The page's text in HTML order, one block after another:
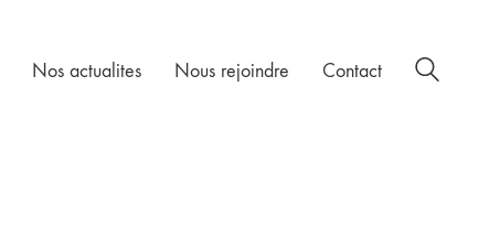
Nos actualites Nous rejoindre Contact